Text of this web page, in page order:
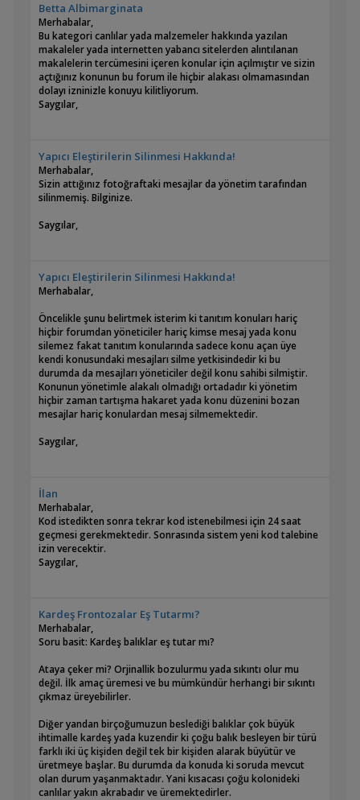
Betta Albimarginata
Merhabalar,
Bu kategori canlılar yada malzemeler hakkında yazılan
makaleler yada internetten yabancı sitelerden alıntılanan
makalelerin tercümesini içeren konular için açılmıştır ve sizin
açtığınız konunun bu forum ile hiçbir alakası olmamasından
dolayı izninizle konuyu kilitliyorum.
Saygılar,
Yapıcı Eleştirilerin Silinmesi Hakkında!
Merhabalar,
Sizin attığınız fotoğraftaki mesajlar da yönetim tarafından
silinmemiş. Bilginize.
Saygılar,
Yapıcı Eleştirilerin Silinmesi Hakkında!
Merhabalar,
Öncelikle şunu belirtmek isterim ki tanıtım konuları hariç
hiçbir forumdan yöneticiler hariç kimse mesaj yada konu
silemez fakat tanıtım konularında sadece konu açan üye
kendi konusundaki mesajları silme yetkisindedir ki bu
durumda da mesajları yöneticiler değil konu sahibi silmiştir.
Konunun yönetimle alakalı olmadığı ortadadır ki yönetim
hiçbir zaman tartışma hakaret yada konu düzenini bozan
mesajlar hariç konulardan mesaj silmemektedir.
Saygılar,
İlan
Merhabalar,
Kod istedikten sonra tekrar kod istenebilmesi için 24 saat
geçmesi gerekmektedir. Sonrasında sistem yeni kod talebine
izin verecektir.
Saygılar,
Kardeş Frontozalar Eş Tutarmı?
Merhabalar,
Soru basit: Kardeş balıklar eş tutar mı?
Ataya çeker mi? Orjinallik bozulurmu yada sıkıntı olur mu
değil. İlk amaç üremesi ve bu mümkündür herhangi bir sıkıntı
çıkmaz üreyebilirler.
Diğer yandan birçoğumuzun beslediği balıklar çok büyük
ihtimalle kardeş yada kuzendir ki çoğu balık besleyen bir türü
farklı iki üç kişiden değil tek bir kişiden alarak büyütür ve
üretmeye başlar. Bu durumda da konuda ki soruda mevcut
olan durum yaşanmaktadır. Yani kısacası çoğu kolonideki
canlılar yakın akrabadır ve üremektedirler.